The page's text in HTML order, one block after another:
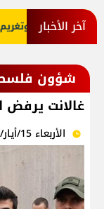
آخر الأخبار
'توكتوك' وتغريم
شؤون
غالانت
الأربعاء 15/أيار/2024 - 07:34 م